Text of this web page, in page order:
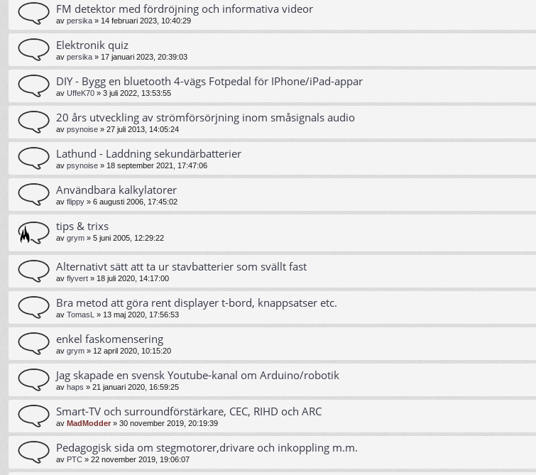
FM detektor med fördröjning och informativa videor
av persika » 14 februari 2023, 10:40:29
Elektronik quiz
av persika » 17 januari 2023, 20:39:03
DIY - Bygg en bluetooth 4-vägs Fotpedal för IPhone/iPad-appar
av UffeK70 » 3 juli 2022, 13:53:55
20 års utveckling av strömförsörjning inom småsignals audio
av psynoise » 27 juli 2013, 14:05:24
Lathund - Laddning sekundärbatterier
av psynoise » 18 september 2021, 17:47:06
Användbara kalkylatorer
av flippy » 6 augusti 2006, 17:45:02
tips & trixs
av grym » 5 juni 2005, 12:29:22
Alternativt sätt att ta ur stavbatterier som svällt fast
av flyvert » 18 juli 2020, 14:17:00
Bra metod att göra rent displayer t-bord, knappsatser etc.
av TomasL » 13 maj 2020, 17:56:53
enkel faskomensering
av grym » 12 april 2020, 10:15:20
Jag skapade en svensk Youtube-kanal om Arduino/robotik
av haps » 21 januari 2020, 16:59:25
Smart-TV och surroundförstärkare, CEC, RIHD och ARC
av MadModder » 30 november 2019, 20:19:39
Pedagogisk sida om stegmotorer,drivare och inkoppling m.m.
av PTC » 22 november 2019, 19:06:07